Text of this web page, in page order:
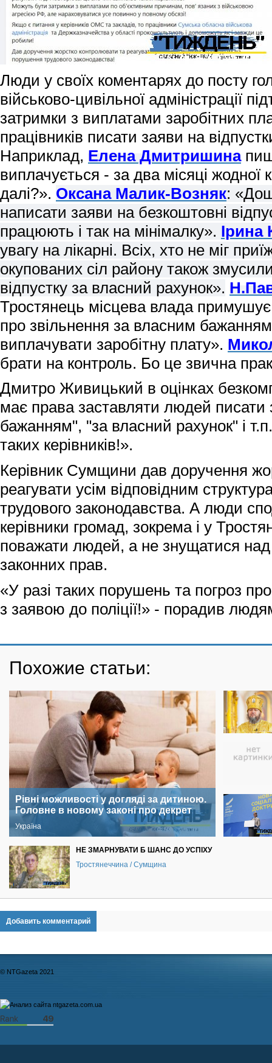
Люди у своїх коментарях до посту
військово-цивільної адміністрації
затримки з виплатами заробітних
працівників писати заяви на
Наприклад, Елена Дмитришина
виплачується - за два місяці жодної
далі?». Оксана Малик-Возняк:
написати заяви на безкоштовні
працюють і так на мінімалку». Ірина
увагу на лікарні. Всіх, хто не міг
окупованих сіл району також
відпустку за власний рахунок». Н.
Тростянець місцева влада примушує
про звільнення за власним
виплачувати заробітну плату».
брати на контроль. Бо це звична
Дмитро Живицький в оцінках
має права заставляти людей писати
бажанням", "за власний рахунок" і
таких керівників!».
Керівник Сумщини дав доручення
реагувати усім відповідним
трудового законодавства. А люди
керівники громад, зокрема і у
поважати людей, а не знущатися над
законних прав.
«У разі таких порушень та погроз
з заявою до поліції!» - порадив
Похожие статьи:
Рівні можливості у догляді за дитиною.
Головне в новому законі про декрет
Україна
НЕ ЗМАРНУВАТИ Б ШАНС ДО УСПІХУ
Тростянеччина / Сумщина
Добавить комментарий
© NTGazeta 2021